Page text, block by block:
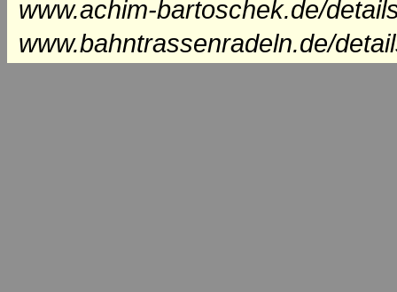
www.achim-bartoschek.de/
www.bahntrassenradeln.de/